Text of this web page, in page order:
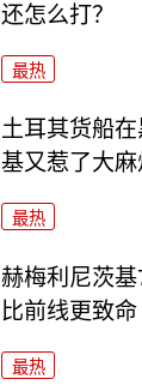
还怎么打？
最热
土耳其货船
基又惹了大麻
最热
赫梅利尼茨
比前线更致命
最热